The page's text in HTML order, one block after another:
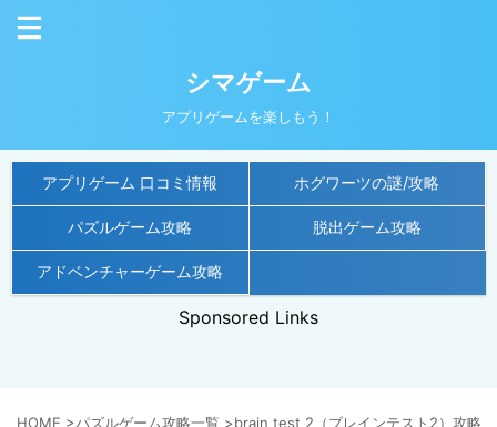
シマゲーム
アプリゲームを楽しもう！
アプリゲーム 口コミ情報 ホグワーツの謎/攻略
パズルゲーム攻略 脱出ゲーム攻略
アドベンチャーゲーム攻略
Sponsored Links
HOME >パズルゲーム攻略一覧 >brain test 2（ブレインテスト2）攻略